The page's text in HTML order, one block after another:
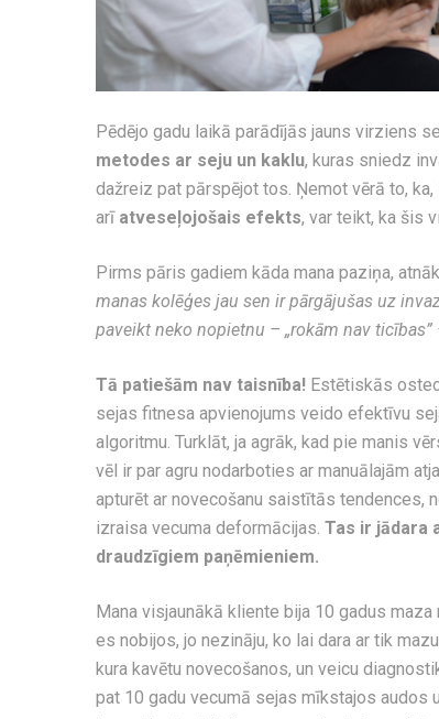
Pēdējo gadu laikā parādījās jauns virziens
metodes ar seju un kaklu, kuras sniedz
dažreiz pat pārspējot tos. Ņemot vērā to,
arī atveseļojošais efekts, var teikt, ka šis
Pirms pāris gadiem kāda mana paziņa,
manas kolēģes jau sen ir pārgājušas uz
paveikt neko nopietnu – „rokām nav
Tā patiešām nav taisnība! Estētiskās
sejas fitnesa apvienojums veido efektīvu
algoritmu. Turklāt, ja agrāk, kad pie manis
vēl ir par agru nodarboties ar manuālajām
apturēt ar novecošanu saistītās tendences,
izraisa vecuma deformācijas. Tas ir jādara
draudzīgiem paņēmieniem.
Mana visjaunākā kliente bija 10 gadus
es nobijos, jo nezināju, ko lai dara ar tik
kura kavētu novecošanos, un veicu
pat 10 gadu vecumā sejas mīkstajos audos